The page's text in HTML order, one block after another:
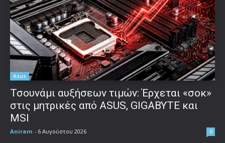
Asus
Τσουνάμι αυξήσεων τιμών: Έρχεται «σοκ»
στις μητρικές από ASUS, GIGABYTE και
MSI
Aniram - 6 Αυγούστου 2026 0